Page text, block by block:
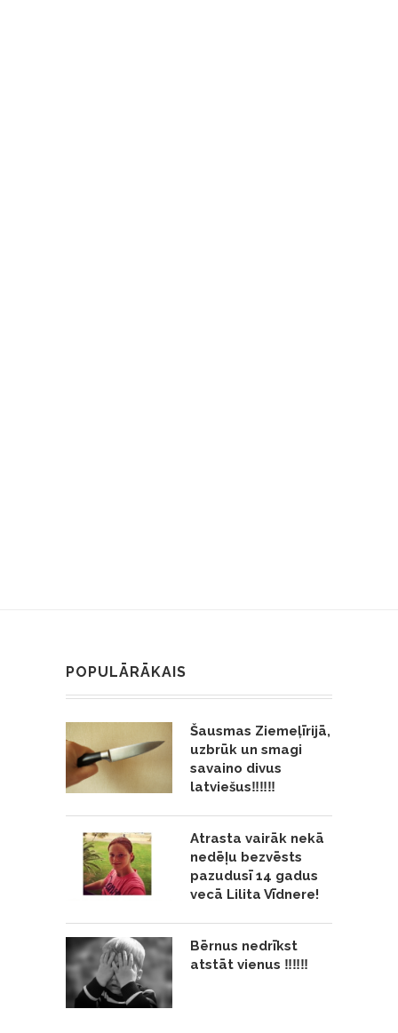
POPULĀRĀKAIS
Šausmas Ziemeļīrijā,
uzbrūk un smagi
savaino divus
latviešus‼️‼️‼️
Atrasta vairāk nekā
nedēļu bezvēsts
pazudusī 14 gadus
vecā Lilita Vīdnere!
Bērnus nedrīkst
atstāt vienus ‼️‼️‼️